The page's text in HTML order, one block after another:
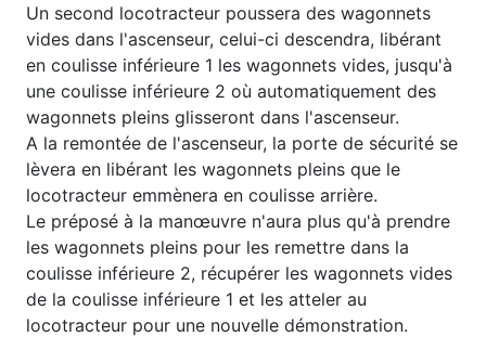
Un second locotracteur poussera des wagonnets
vides dans l'ascenseur, celui-ci descendra, libérant
en coulisse inférieure 1 les wagonnets vides, jusqu'à
une coulisse inférieure 2 où automatiquement des
wagonnets pleins glisseront dans l'ascenseur.
A la remontée de l'ascenseur, la porte de sécurité se
lèvera en libérant les wagonnets pleins que le
locotracteur emmènera en coulisse arrière.
Le préposé à la manœuvre n'aura plus qu'à prendre
les wagonnets pleins pour les remettre dans la
coulisse inférieure 2, récupérer les wagonnets vides
de la coulisse inférieure 1 et les atteler au
locotracteur pour une nouvelle démonstration.